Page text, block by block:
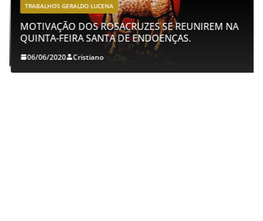
TRABALHOS GERALDO LUCENA
MOTIVAÇÃO DOS ROSACRUZES SE REUNIREM NA
QUINTA-FEIRA SANTA DE ENDOENÇAS.
06/06/2020 Cristiano